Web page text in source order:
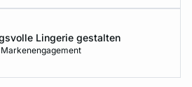
Lingerie gestalten